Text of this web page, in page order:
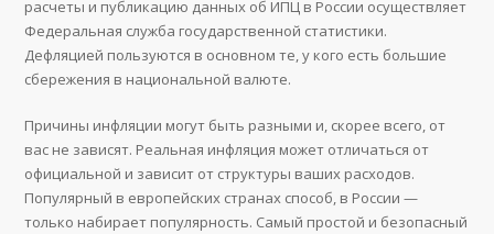
расчеты и публикацию данных об ИПЦ в России осуществляет
Федеральная служба государственной статистики.
Дефляцией пользуются в основном те, у кого есть большие
сбережения в национальной валюте.
Причины инфляции могут быть разными и, скорее всего, от
вас не зависят. Реальная инфляция может отличаться от
официальной и зависит от структуры ваших расходов.
Популярный в европейских странах способ, в России —
только набирает популярность. Самый простой и безопасный